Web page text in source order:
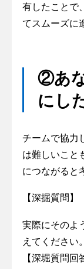
有したことで
てスムーズに
②あ
にし
チームで協力
は難しいこと
につながると
【深掘質問】
実際にそのよ
えてください。
【深堀質問回